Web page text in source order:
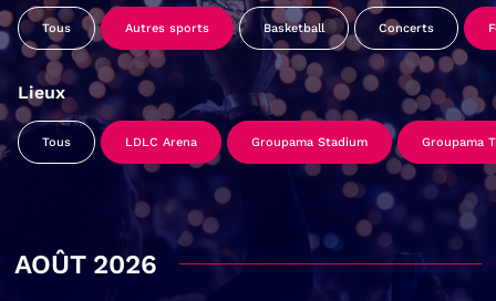
Tous Autres sports Basketball Concerts
Lieux
Tous LDLC Arena Groupama Stadium Groupama
AOÛT 2026